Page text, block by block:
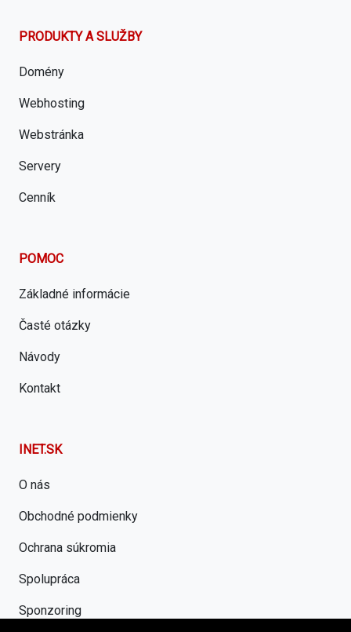
PRODUKTY A SLUŽBY
Domény
Webhosting
Webstránka
Servery
Cenník
POMOC
Základné informácie
Časté otázky
Návody
Kontakt
INET.SK
O nás
Obchodné podmienky
Ochrana súkromia
Spolupráca
Sponzoring